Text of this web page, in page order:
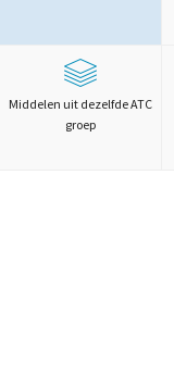
Middelen uit dezelfde ATC
groep